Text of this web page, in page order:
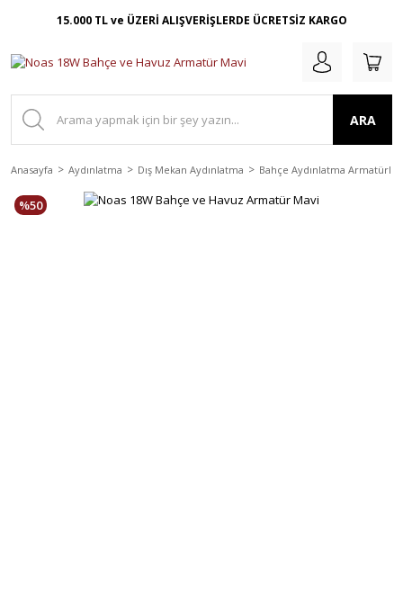
15.000 TL ve ÜZERİ ALIŞVERİŞLERDE ÜCRETSİZ KARGO
ARA
Anasayfa Aydınlatma Dış Mekan Aydınlatma Bahçe Aydınlatma
%50